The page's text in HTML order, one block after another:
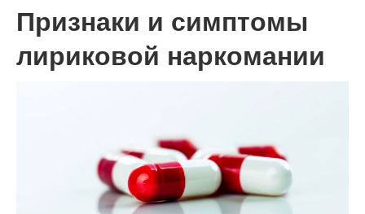
Признаки и симптомы
лириковой наркомании